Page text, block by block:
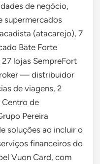
de negócio,
supermercados
(atacarejo), 7
Bate Forte
lojas SempreFort
— distribuidor
de viagens, 2
de
Pereira
soluções ao incluir o
financeiros do
Vuon Card, com